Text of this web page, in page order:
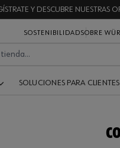
Y DESCUBRE NUESTRAS
SOSTENIBILIDADSOBRE
SOLUCIONES PARA CLIENTES